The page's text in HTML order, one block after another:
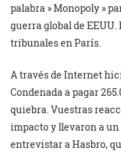
palabra » Monopoly »
guerra global de
tribunales en París.
A través de Internet
Condenada a pagar
quiebra. Vuestras
impacto y llevaron a
entrevistar a Hasbro,